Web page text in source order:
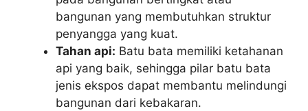
bangunan yang membutuhkan struktur
penyangga yang kuat.
Tahan api: Batu bata memiliki ketahanan
api yang baik, sehingga pilar batu bata
jenis ekspos dapat membantu melindungi
bangunan dari kebakaran.